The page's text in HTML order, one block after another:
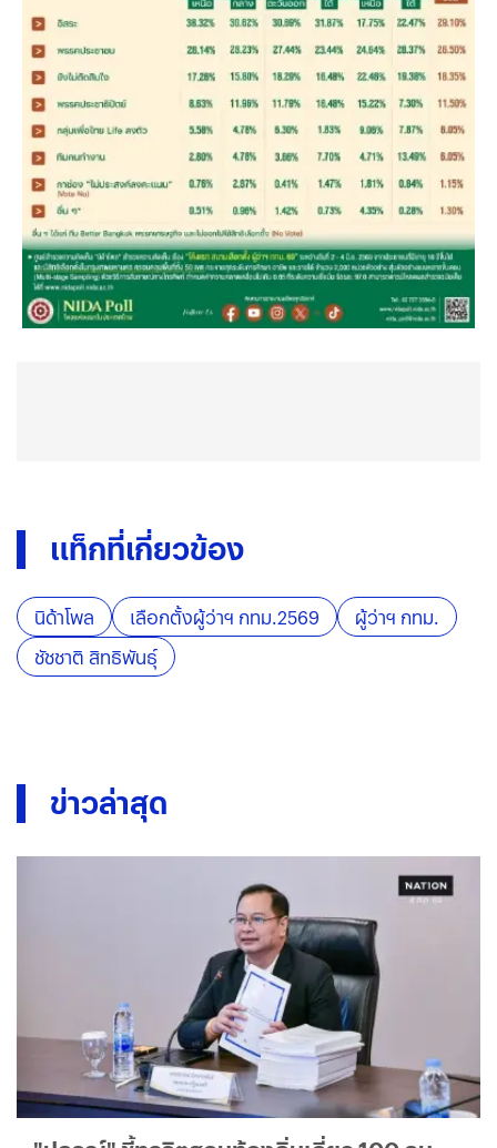
นิด้าโพล เลือกตั้งผู้ว่าฯ กทม.2569
ข่าวล่าสุด